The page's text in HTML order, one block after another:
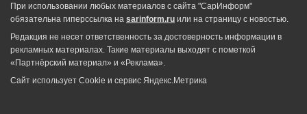
При использовании любых материалов с сайта "СарИнформ"
обязательна гиперссылка на sarinform.ru или на страницу с новостью.
Редакция не несет ответственность за достоверность информации в
рекламных материалах. Такие материалы выходят с пометкой
«Партнёрский материал» и «Реклама».
Сайт использует Cookie и сервиc Яндекс.Метрика